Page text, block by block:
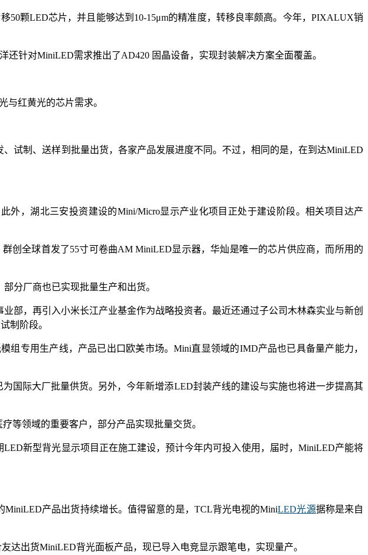
颗LED芯片，并且能够达到10-15μm的精准度，转移良率颇高。今年，PIXALUX销
针对MiniLED需求推出了AD420 固晶设备，实现封装解决方案全面覆盖。
与红黄光的芯片需求。
试制、送样到批量出货，各家产品发展进度不同。不过，相同的是，在到达MiniLED
，湖北三安投资建设的Mini/Micro显示产业化项目正处于建设阶段。相关项目达产
创全球首发了55寸可卷曲AM MiniLED显示器，华灿是唯一的芯片供应商，而所用的
分厂商也已实现批量生产和出货。
部，再引入小米长江产业基金作为战略投资者。最近还通过子公司木林森实业与新创
制阶段。
专用生产线，产品已出口欧美市场。Mini直显领域的IMD产品也已具备量产能力，
国际大厂批量供货。另外，今年新增添LED封装产线的建设与实施也将进一步提高其
等领域的重要客户，部分产品实现批量交货。
新型背光显示项目正在施工建设，预计今年内可投入使用，届时，MiniLED产能将
产品出货持续增长。值得留意的是，TCL背光电视的MiniLED光源据称是来自
达出货MiniLED背光面板产品，现已导入电竞显示跟笔电，实现量产。